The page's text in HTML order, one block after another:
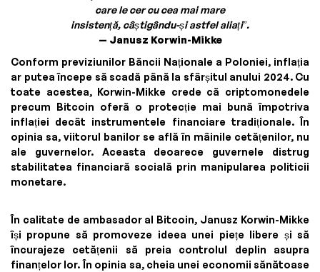
care le cer cu cea mai mare
insistență, câștigându-și astfel aliați”.
— Janusz Korwin-Mikke
Conform previziunilor Băncii Naționale a Poloniei, inflația
ar putea începe să scadă până la sfârșitul anului 2024. Cu
toate acestea, Korwin-Mikke crede că criptomonedele
precum Bitcoin oferă o protecție mai bună împotriva
inflației decât instrumentele financiare tradiționale. În
opinia sa, viitorul banilor se află în mâinile cetățenilor, nu
ale guvernelor. Aceasta deoarece guvernele distrug
stabilitatea financiară socială prin manipularea politicii
monetare.
În calitate de ambasador al Bitcoin, Janusz Korwin-Mikke
își propune să promoveze ideea unei piețe libere și să
încurajeze cetățenii să preia controlul deplin asupra
finanțelor lor. În opinia sa, cheia unei economii sănătoase